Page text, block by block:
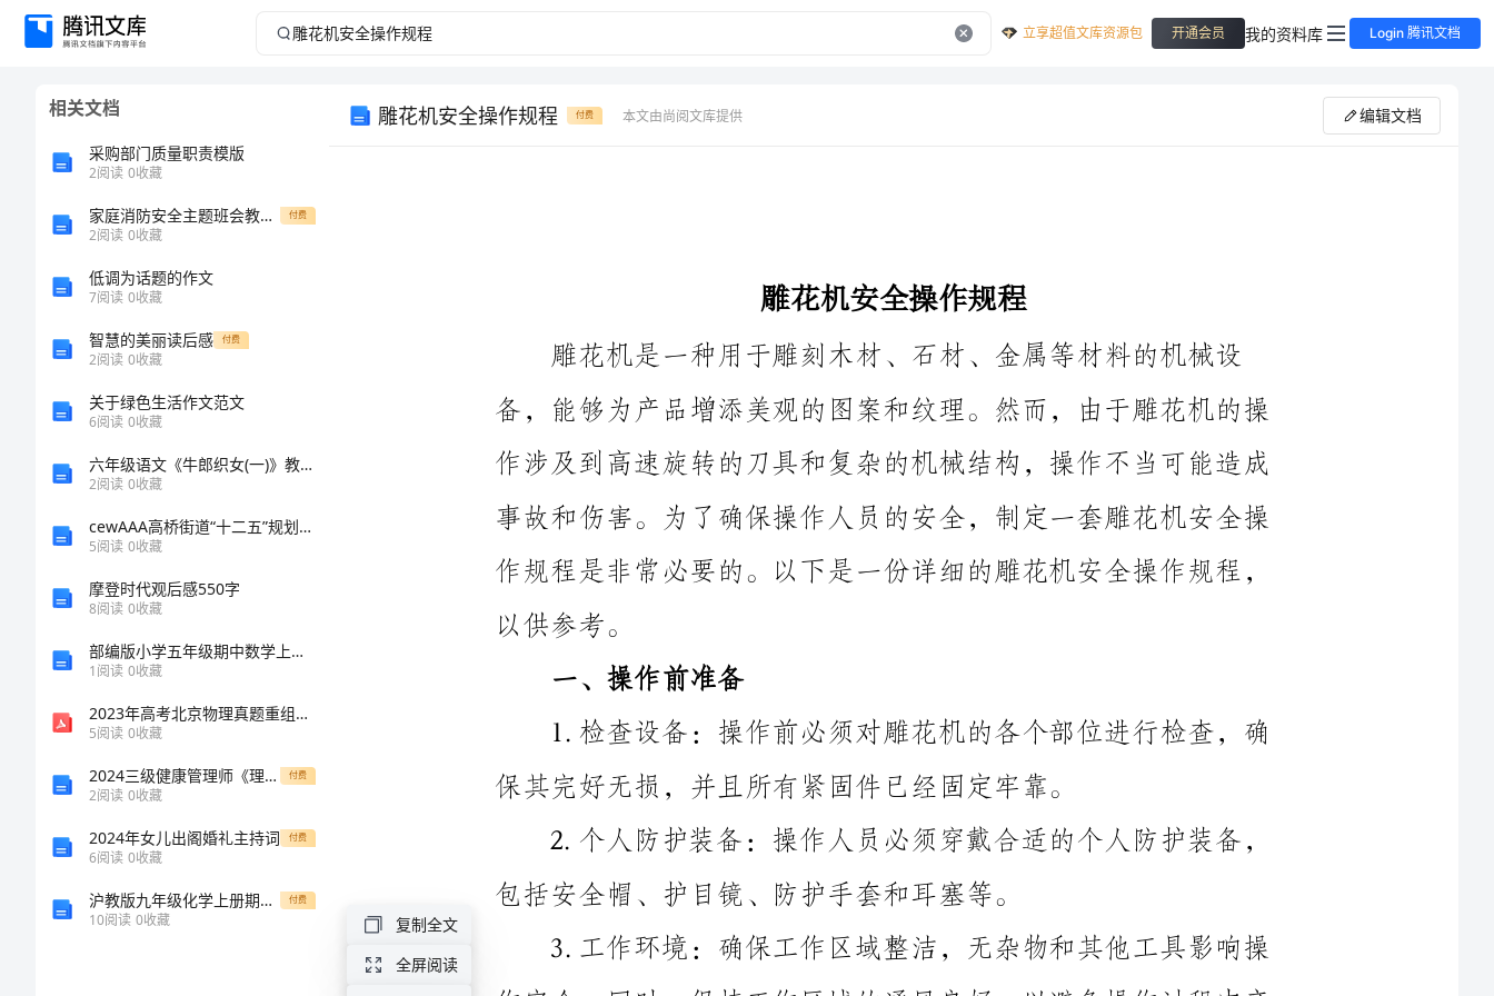
雕
立享超值文库资源包 开通会员 我的资料库 Login 腾讯文档
相关文档
采购部门质量职责模版
2阅读 0收藏
家庭消防安全主题班会教案篇 付费
2阅读 0收藏
低调为话题的作文
7阅读 0收藏
智慧的美丽读后感 付费
2阅读 0收藏
关于绿色生活作文范文
6阅读 0收藏
六年级语文《牛郎织女(一)》教学教案
2阅读 0收藏
cewAAA高桥街道“十二五”规划思路
5阅读 0收藏
摩登时代观后感550字
8阅读 0收藏
部编版小学五年级期中数学上期复习题
1阅读 0收藏
2023年高考北京物理真题重组卷 附解析
5阅读 0收藏
2024三级健康管理师《理论知识》考前冲刺试题D卷 附解析 付费
2阅读 0收藏
2024年女儿出阁婚礼主持词 付费
6阅读 0收藏
沪教版九年级化学上册期中考试题及答案1套 付费
10阅读 0收藏
雕花机安全操作规程 付费 本文由尚阅文库提供 编辑文档
二、操作时注意事项
1.刀具安装：在更换或安装刀具前，务必先关闭电源，并确
雕花机是一种用于雕刻木材、石材、金属等材料的机械设
作涉及到高速旋转的刀具和复杂的机械结构，操作不当可能造成
事故和伤害。为了确保操作人员的安全，制定一套雕花机安全操
作规程是非常必要的。以下是一份详细的雕花机安全操作规程，
以供参考。
1.检查设备：操作前必须对雕花机的各个部位进行检查，确
包括安全帽、护目镜、防护手套和耳塞等。
作安全。同时，保持工作区域的通风良好，以避免操作过程中产
生的粉尘和废气积聚。
复制全文
全屏阅读